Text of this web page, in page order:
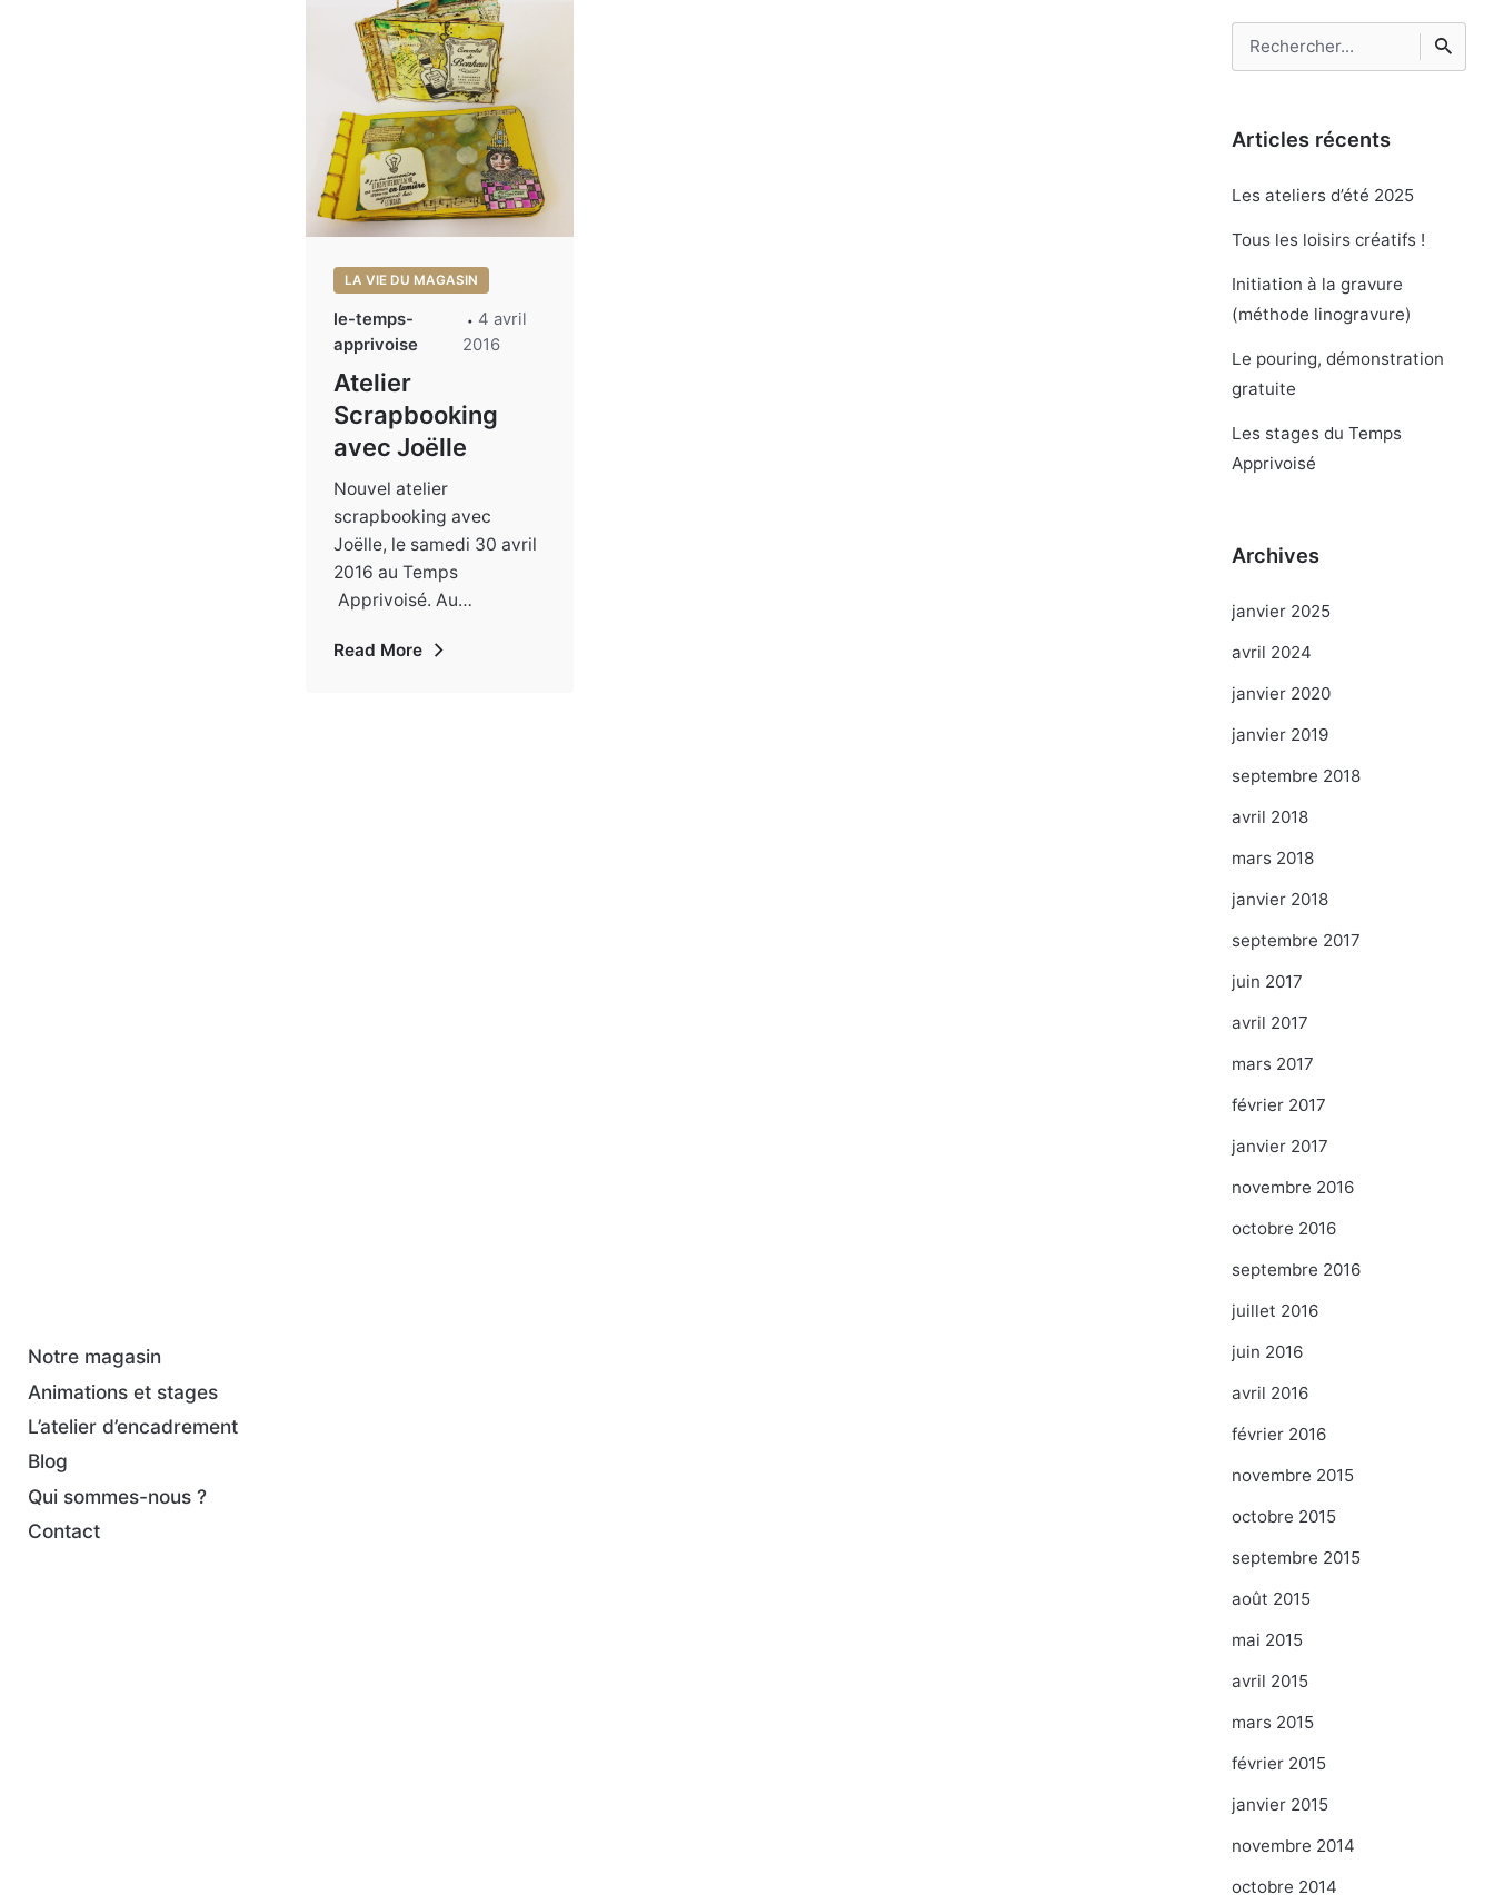
Notre magasin
Animations et stages
L’atelier d’encadrement
Blog
Qui sommes-nous ?
Contact
LA VIE DU MAGASIN
le-temps-
apprivoise
4 avril
2016
Atelier
Scrapbooking
avec Joëlle
Nouvel atelier
scrapbooking avec
Joëlle, le samedi 30 avril
2016 au Temps
Apprivoisé. Au…
Read More
Rechercher
Articles récents
Les ateliers d’été 2025
Tous les loisirs créatifs !
Initiation à la gravure
(méthode linogravure)
Le pouring, démonstration
gratuite
Les stages du Temps
Apprivoisé
Archives
janvier 2025
avril 2024
janvier 2020
janvier 2019
septembre 2018
avril 2018
mars 2018
janvier 2018
septembre 2017
juin 2017
avril 2017
mars 2017
février 2017
janvier 2017
novembre 2016
octobre 2016
septembre 2016
juillet 2016
juin 2016
avril 2016
février 2016
novembre 2015
octobre 2015
septembre 2015
août 2015
mai 2015
avril 2015
mars 2015
février 2015
janvier 2015
novembre 2014
octobre 2014